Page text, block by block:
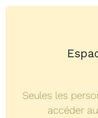
Seules les
accéder